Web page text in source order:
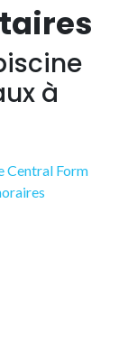
à
Central Form